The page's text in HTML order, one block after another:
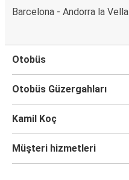
Barcelona - Andorra la Vella
Otobüs
Otobüs Güzergahları
Kamil Koç
Müşteri hizmetleri